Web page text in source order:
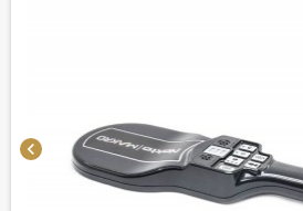
chevron_left